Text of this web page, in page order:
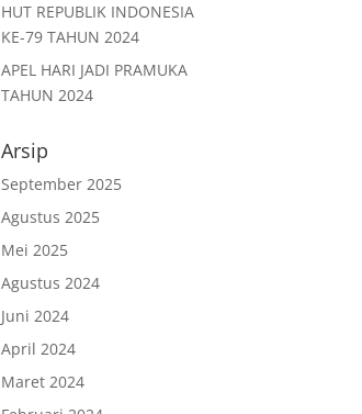
HUT REPUBLIK INDONESIA
KE-79 TAHUN 2024
APEL HARI JADI PRAMUKA
TAHUN 2024
Arsip
September 2025
Agustus 2025
Mei 2025
Agustus 2024
Juni 2024
April 2024
Maret 2024